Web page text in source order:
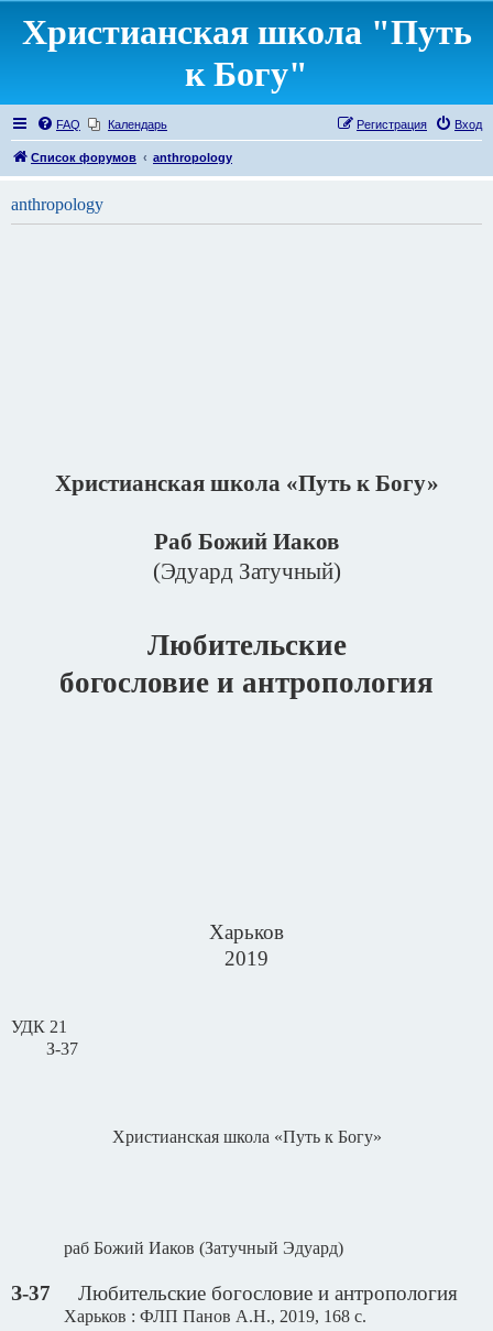
Христианская школа "Путь
к Богу"
FAQ Календарь Вход
Регистрация
Список форумов anthropology
anthropology
Христианская школа «Путь к Богу»
Раб Божий Иаков
(Эдуард Затучный)
Любительские
богословие и антропология
Харьков
2019
УДК 21
З-37
Христианская школа «Путь к Богу»
раб Божий Иаков (Затучный Эдуард)
З-37 Любительские богословие и антропология
Харьков : ФЛП Панов А.Н., 2019, 168 с.